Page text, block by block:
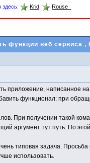
здесь: Krid Rouse_
функции веб сервиса ,
приложение, написанное
функционал: при
При получении такой
аргумент тут путь. По
типовая задача.
использовать.